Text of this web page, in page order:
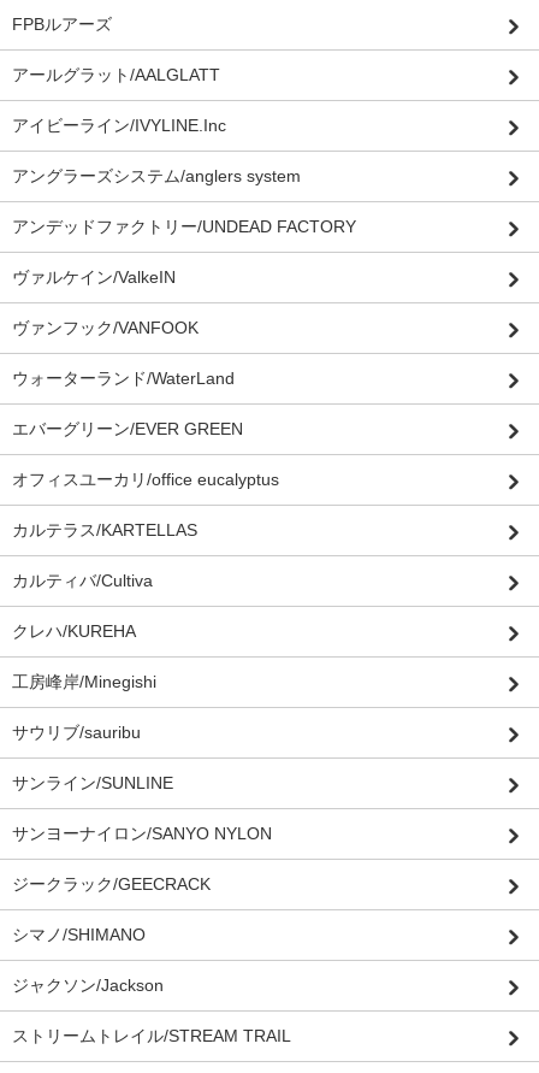
FPBルアーズ
アールグラット/AALGLATT
アイビーライン/IVYLINE.Inc
アングラーズシステム/anglers system
アンデッドファクトリー/UNDEAD FACTORY
ヴァルケイン/ValkeIN
ヴァンフック/VANFOOK
ウォーターランド/WaterLand
エバーグリーン/EVER GREEN
オフィスユーカリ/office eucalyptus
カルテラス/KARTELLAS
カルティバ/Cultiva
クレハ/KUREHA
工房峰岸/Minegishi
サウリブ/sauribu
サンライン/SUNLINE
サンヨーナイロン/SANYO NYLON
ジークラック/GEECRACK
シマノ/SHIMANO
ジャクソン/Jackson
ストリームトレイル/STREAM TRAIL